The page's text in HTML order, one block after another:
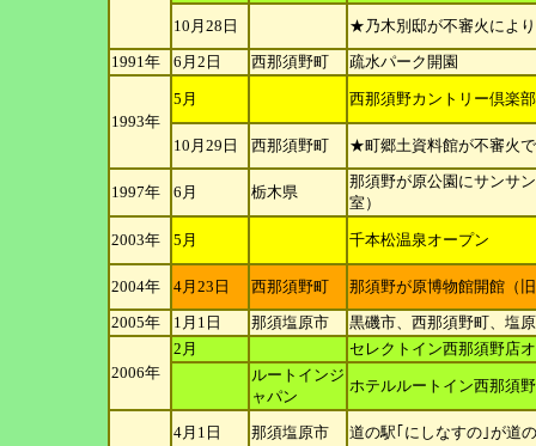
10月28日
★乃木別邸が不審火によ
1991年
6月2日 西那須野町 疏水パーク開園
1993年
5月 西那須野カントリー倶楽
10月29日 西那須野町 ★町郷土資料館が不審火
1997年 6月 栃木県
那須野が原公園にサンサ
室）
2003年 5月 千本松温泉オープン
2004年 4月23日 西那須野町
那須野が原博物館開館（
2005年
1月1日 那須塩原市 黒磯市、西那須野町、塩
2006年
2月
セレクトイン西那須野店
ルートインジ
ャパン
ホテルルートイン西那須
4月1日 那須塩原市 道の駅｢にしなすの｣が道